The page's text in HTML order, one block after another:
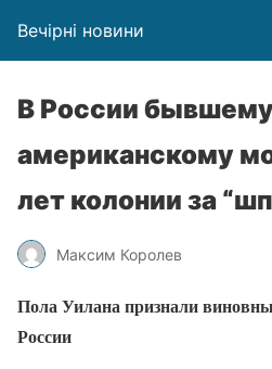
Вечірні новини
В России
американскому
лет колонии за
Максим Королев
Пола Уилана признали
России